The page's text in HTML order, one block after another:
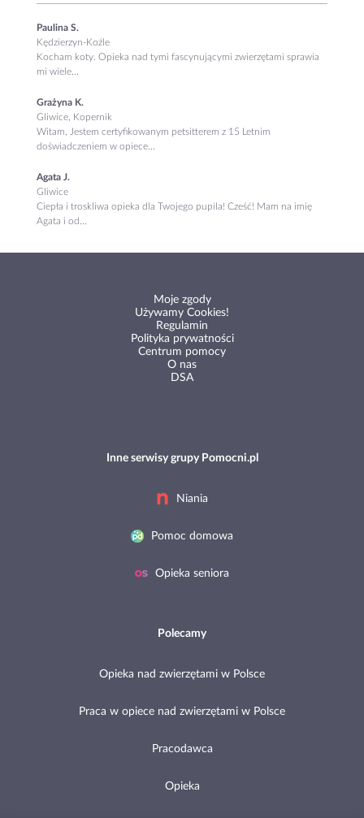
Paulina S.
Kędzierzyn-Koźle
Kocham koty. Opieka nad tymi fascynującymi zwierzętami sprawia
mi wiele...
Grażyna K.
Gliwice, Kopernik
Witam, Jestem certyfikowanym petsitterem z 15 Letnim
doświadczeniem w opiece...
Agata J.
Gliwice
Ciepła i troskliwa opieka dla Twojego pupila! Cześć! Mam na imię
Agata i od...
Moje zgody
Używamy Cookies!
Regulamin
Polityka prywatności
Centrum pomocy
O nas
DSA
Inne serwisy grupy Pomocni.pl
Niania
Pomoc domowa
Opieka seniora
Polecamy
Opieka nad zwierzętami w Polsce
Praca w opiece nad zwierzętami w Polsce
Pracodawca
Opieka